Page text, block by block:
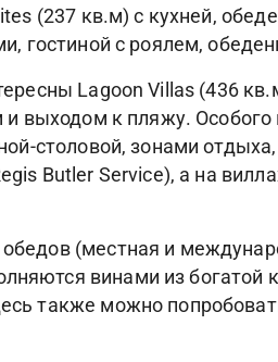
(237 кв.м) с кухней,
гостиной с роялем,
Lagoon Villas (436
выходом к пляжу.
столовой, зонами
Butler Service), а на
(местная и
винами из богатой
также можно